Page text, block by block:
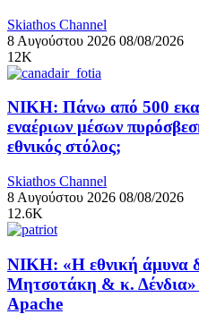
Skiathos Channel
8 Αυγούστου 2026 08/08/2026
12K
ΝΙΚΗ: Πάνω από 500
εναέριων μέσων
εθνικός στόλος;
Skiathos Channel
8 Αυγούστου 2026 08/08/2026
12.6K
ΝΙΚΗ: «Η εθνική άμυνα
Μητσοτάκη & κ. Δένδια»
Apache